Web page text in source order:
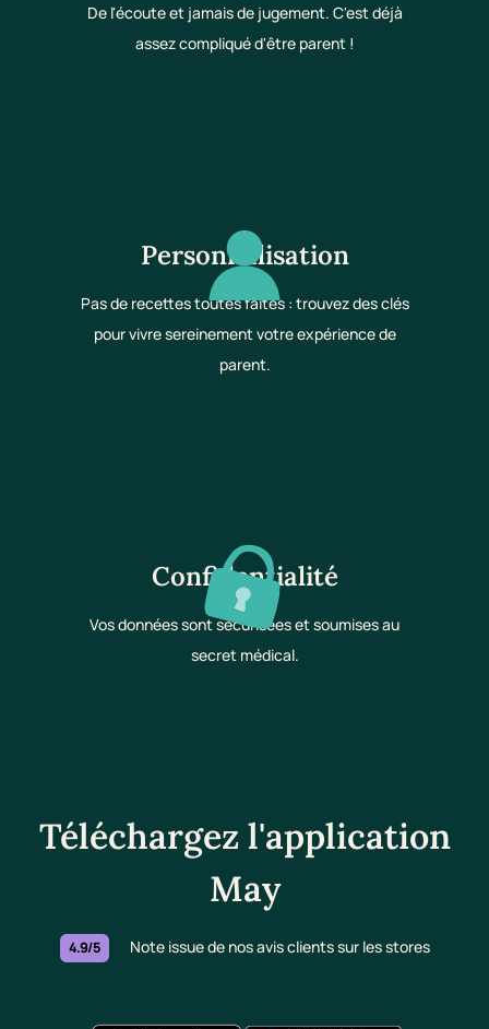
De l'écoute et jamais de jugement. C'est déjà
assez compliqué d'être parent !
Personnalisation
Pas de recettes toutes faites : trouvez des clés
pour vivre sereinement votre expérience de
parent.
Confidentialité
Vos données sont sécurisées et soumises au
secret médical.
Téléchargez l'application
May
4.9/5 Note issue de nos avis clients sur les stores